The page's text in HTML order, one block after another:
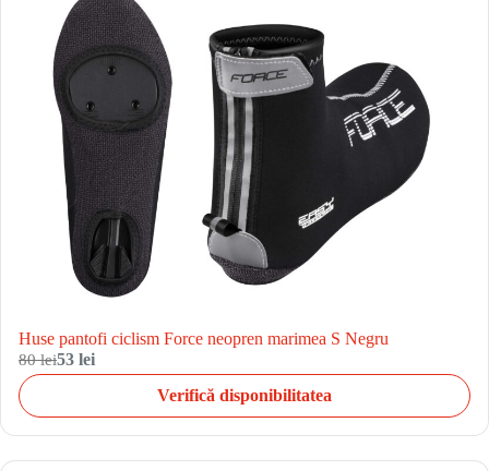
Huse pantofi ciclism Force neopren marimea S Negru
80 lei53 lei
Verifică disponibilitatea